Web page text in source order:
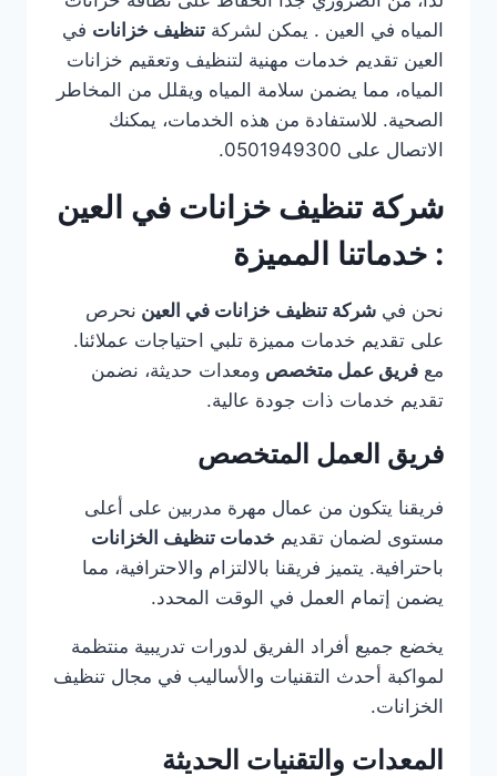
المياه في العين . يمكن لشركة تنظيف خزانات في
العين تقديم خدمات مهنية لتنظيف وتعقيم خزانات
المياه، مما يضمن سلامة المياه ويقلل من المخاطر
الصحية. للاستفادة من هذه الخدمات، يمكنك
الاتصال على 0501949300.
شركة تنظيف خزانات في العين
: خدماتنا المميزة
نحن في شركة تنظيف خزانات في العين نحرص
على تقديم خدمات مميزة تلبي احتياجات عملائنا.
مع فريق عمل متخصص ومعدات حديثة، نضمن
تقديم خدمات ذات جودة عالية.
فريق العمل المتخصص
فريقنا يتكون من عمال مهرة مدربين على أعلى
مستوى لضمان تقديم خدمات تنظيف الخزانات
باحترافية. يتميز فريقنا بالالتزام والاحترافية، مما
يضمن إتمام العمل في الوقت المحدد.
يخضع جميع أفراد الفريق لدورات تدريبية منتظمة
لمواكبة أحدث التقنيات والأساليب في مجال تنظيف
الخزانات.
المعدات والتقنيات الحديثة